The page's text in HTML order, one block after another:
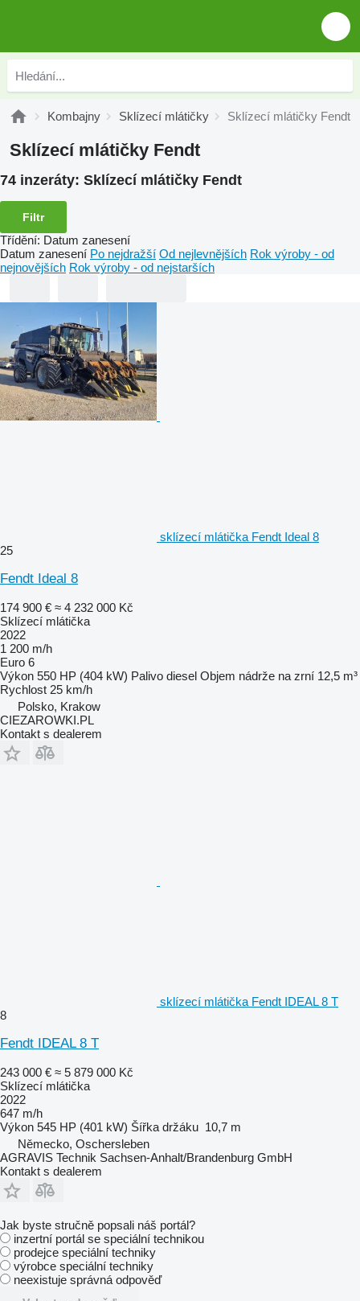
Kombajny Sklízecí mlátičky Sklízecí mlátičky Fendt
Sklízecí mlátičky Fendt
74 inzeráty: Sklízecí mlátičky Fendt
Filtr
Třídění: Datum zanesení
Datum zanesení Po nejdražší Od nejlevnějších Rok výroby - od
nejnovějších Rok výroby - od nejstarších
sklízecí mlátička Fendt Ideal 8
25
Fendt Ideal 8
174 900 € ≈ 4 232 000 Kč
Sklízecí mlátička
2022
1 200 m/h
Euro 6
Výkon 550 HP (404 kW) Palivo diesel Objem nádrže na zrní 12,5 m³
Rychlost 25 km/h
Polsko, Krakow
CIEZAROWKI.PL
Kontakt s dealerem
sklízecí mlátička Fendt IDEAL 8 T
8
Fendt IDEAL 8 T
243 000 € ≈ 5 879 000 Kč
Sklízecí mlátička
2022
647 m/h
Výkon 545 HP (401 kW) Šířka držáku 10,7 m
Německo, Oschersleben
AGRAVIS Technik Sachsen-Anhalt/Brandenburg GmbH
Kontakt s dealerem
Jak byste stručně popsali náš portál?
inzertní portál se speciální technikou
prodejce speciální techniky
výrobce speciální techniky
neexistuje správná odpověď